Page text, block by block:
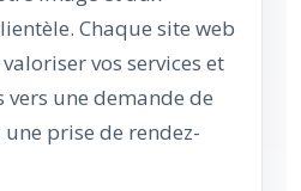
Chaque site web
vos services et
une demande de
prise de rendez-